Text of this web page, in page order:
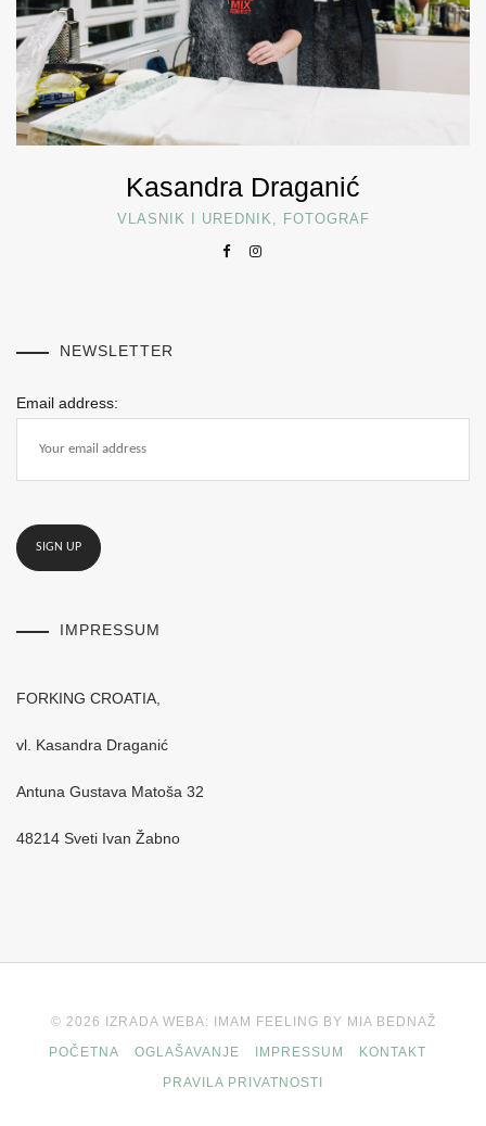
Kasandra Draganić
VLASNIK I UREDNIK, FOTOGRAF
NEWSLETTER
Email address:
IMPRESSUM
FORKING CROATIA,
vl. Kasandra Draganić
Antuna Gustava Matoša 32
48214 Sveti Ivan Žabno
© 2026 IZRADA WEBA: IMAM FEELING BY MIA BEDNAŽ
POČETNA
OGLAŠAVANJE IMPRESSUM
KONTAKT
PRAVILA PRIVATNOSTI